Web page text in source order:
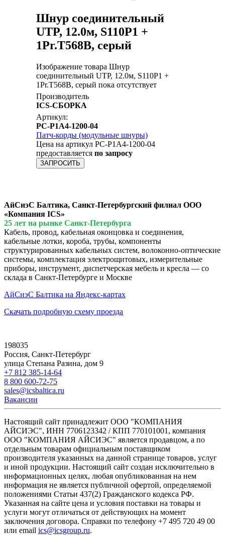
Шнур соединительный
UTP, 12.0м, S110P1 +
1Pr.T568B, серый
Изображение товара Шнур
соединительный UTP, 12.0м, S110P1 +
1Pr.T568B, серый пока отсутствует
Производитель
ICS-СБОРКА
Артикул:
PC-P1A4-1200-04
Патч-корды (модульные шнуры)
Цена на артикул PC-P1A4-1200-04
предоставляется по запросу
ЗАПРОСИТЬ
АйСиэС Балтика, Санкт-Петербургский филиал ООО
«Компания ICS»
25 лет на рынке Санкт-Петербурга
Кабель, провод, кабельная оконцовка и соединения,
кабельные лотки, короба, трубы, компоненты
структурированных кабельных систем, волоконно-оптические
системы, комплектация электрощитовых, измерительные
приборы, инструмент, диспетчерская мебель и кресла — со
склада в Санкт-Петербурге и Москве
АйСиэС Балтика на Яндекс-картах
Скачать подробную схему проезда
198035
Россия, Санкт-Петербург
улица Степана Разина, дом 9
+7 812 385-14-64
8 800 600-72-75
sales@icsbaltica.ru
Вакансии
Настоящий сайт принадлежит ООО "КОМПАНИЯ
АЙСИЭС", ИНН 7706123342 / КПП 770101001, компания
ООО "КОМПАНИЯ АЙСИЭС" является продавцом, а по
отдельным товарам официальным поставщиком
производителя указанных на данной странице товаров, услуг
и иной продукции. Настоящий сайт создан исключительно в
информационных целях, любая опубликованная на нем
информация не является публичной офертой, определяемой
положениями Статьи 437(2) Гражданского кодекса РФ.
Указанная на сайте цена и условия поставки на товары и
услуги могут отличаться от действующих на момент
заключения договора. Справки по телефону +7 495 720 49 00
или email ics@icsgroup.ru.